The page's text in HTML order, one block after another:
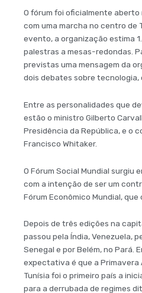
O fórum foi oficialmente
com uma marcha no centro de
evento, a organização estima
palestras a mesas-redondas.
previstas uma mensagem da
dois debates sobre tecnologia,
Entre as personalidades que
estão o ministro Gilberto
Presidência da República, e o
Francisco Whitaker.
O Fórum Social Mundial surgiu
com a intenção de ser um
Fórum Econômico Mundial, que
Depois de três edições na
passou pela Índia, Venezuela,
Senegal e por Belém, no Pará.
expectativa é que a Primavera
Tunísia foi o primeiro país a
para a derrubada de regimes